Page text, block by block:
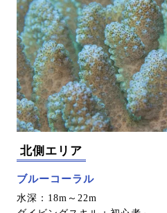
北側エリア
ブルーコーラル
水深：18m～22m